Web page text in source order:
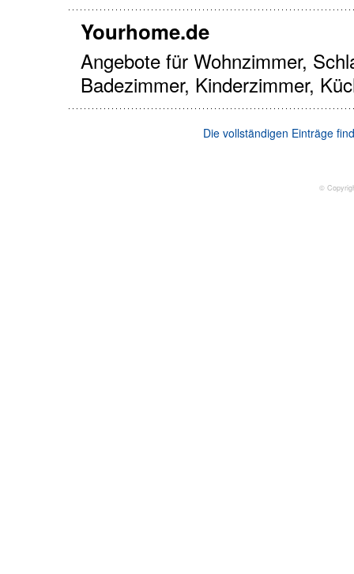
Yourhome.de
Angebote für Wohnzimmer,
Badezimmer, Kinderzimmer,
Die vollständigen Einträge
©